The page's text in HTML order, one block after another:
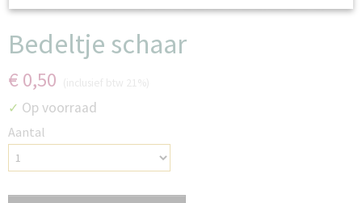
Bedeltje schaar
€ 0,50
✓ Op voorraad
Aantal